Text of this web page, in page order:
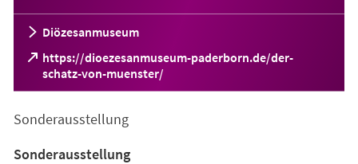
Diözesanmuseum
https://dioezesanmuseum-paderborn.de/der-
schatz-von-muenster/
(Öffnet
in
neuen
Sonderausstellung
Sonderausstellung